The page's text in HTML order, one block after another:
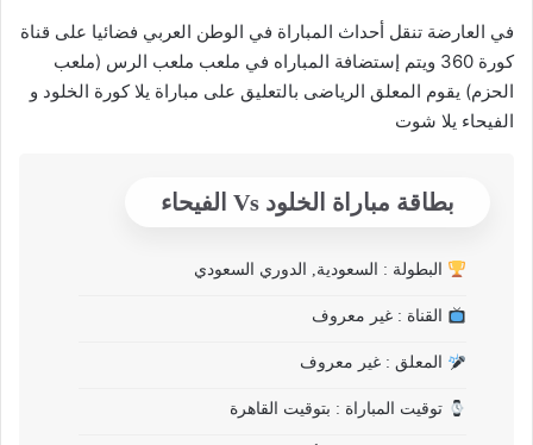
في العارضة تنقل أحداث المباراة في الوطن العربي فضائيا على قناة
كورة 360 ويتم إستضافة المباراه في ملعب ملعب الرس (ملعب
الحزم) يقوم المعلق الرياضى بالتعليق على مباراة يلا كورة الخلود و
الفيحاء يلا شوت
بطاقة مباراة الخلود Vs الفيحاء
البطولة : السعودية, الدوري السعودي
القناة : غير معروف
المعلق : غير معروف
توقيت المباراة : بتوقيت القاهرة